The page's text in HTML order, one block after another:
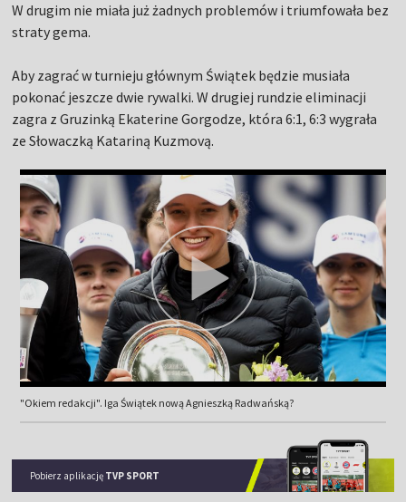
W drugim nie miała już żadnych problemów i triumfowała bez
straty gema.
Aby zagrać w turnieju głównym Świątek będzie musiała
pokonać jeszcze dwie rywalki. W drugiej rundzie eliminacji
zagra z Gruzinką Ekaterine Gorgodze, która 6:1, 6:3 wygrała
ze Słowaczką Katariną Kuzmovą.
"Okiem redakcji". Iga Świątek nową Agnieszką Radwańską?
Pobierz aplikację TVP SPORT